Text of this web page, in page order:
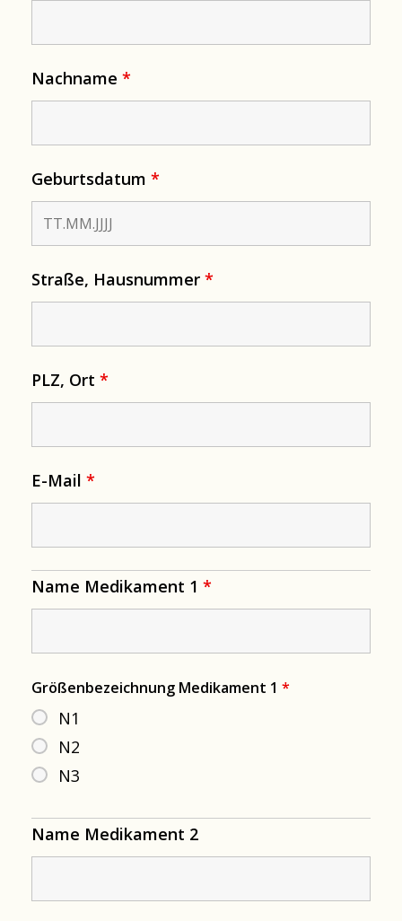
Nachname *
Geburtsdatum *
Straße, Hausnummer *
PLZ, Ort *
E-Mail *
Name Medikament 1 *
Größenbezeichnung Medikament 1 *
N1
N2
N3
Name Medikament 2